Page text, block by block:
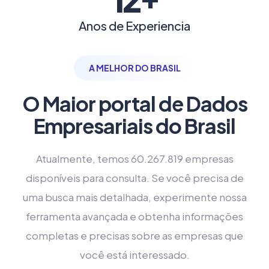
Anos de Experiencia
A MELHOR DO BRASIL
O Maior portal de Dados
Empresariais do Brasil
Atualmente, temos 60.267.819 empresas
disponíveis para consulta. Se você precisa de
uma busca mais detalhada, experimente nossa
ferramenta avançada e obtenha informações
completas e precisas sobre as empresas que
você está interessado.